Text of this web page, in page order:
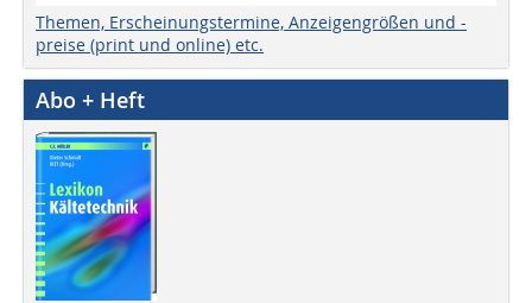
Themen, Erscheinungstermine, Anzeigengrößen und -
preise (print und online) etc.
Abo + Heft